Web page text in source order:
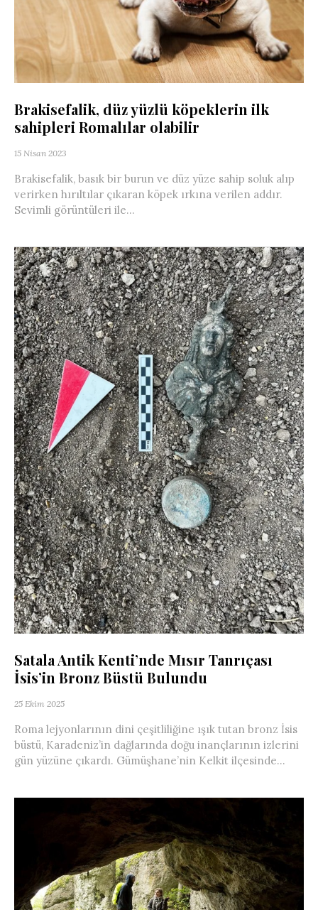
Brakisefalik, düz yüzlü köpeklerin ilk
sahipleri Romalılar olabilir
15 Nisan 2023
Brakisefalik, basık bir burun ve düz yüze sahip soluk alıp
verirken hırıltılar çıkaran köpek ırkına verilen addır.
Sevimli görüntüleri ile...
Satala Antik Kenti’nde Mısır Tanrıçası
İsis’in Bronz Büstü Bulundu
25 Ekim 2025
Roma lejyonlarının dini çeşitliliğine ışık tutan bronz İsis
büstü, Karadeniz’in dağlarında doğu inançlarının izlerini
gün yüzüne çıkardı. Gümüşhane’nin Kelkit ilçesinde...